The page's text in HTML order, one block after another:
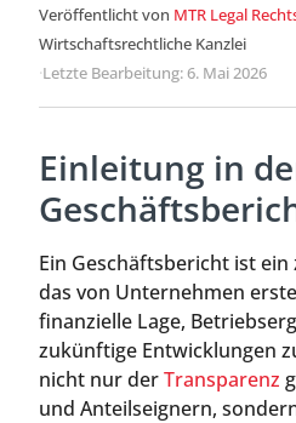
Veröffentlicht von MTR Legal
Wirtschaftsrechtliche Kanzlei
·Letzte Bearbeitung: 6. Mai 2026
Einleitung in
Ein Geschäftsbericht ist
das von Unternehmen
finanzielle Lage,
zukünftige Entwicklungen
nicht nur derTransparenz
und Anteilseignern,